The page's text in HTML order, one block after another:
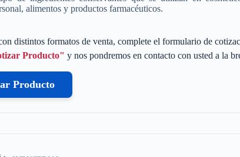
alimentos y productos farmacéuticos.
distintos formatos de venta, complete el formulario de
Producto" y nos pondremos en contacto con usted a la
Producto